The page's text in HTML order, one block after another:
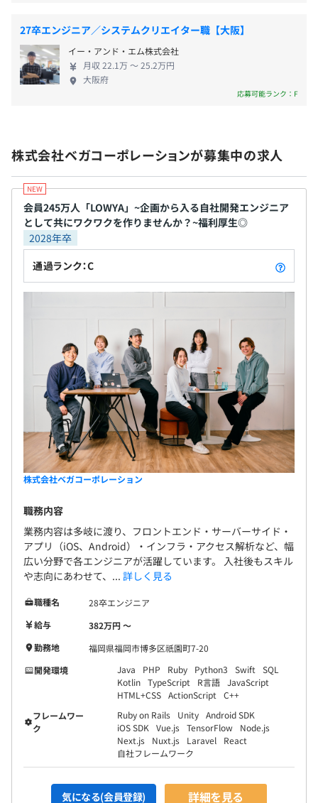
のため、新たな部署・役割等が増設され、責任のあ
るポジションを任せてもらえるチャンスは無限大で
す。 1年目は最前線で知識や経験を身に付け、どんど
ん活躍してください。どう成長していけるかはあな
る」がわたしたちのテーマでした。 それが今では、
ネットで家具インテリア商品を購入する方も増え、
大手企業もネットに参入してくる時代となり、その
中でさらに成長していくためには、常にフレッシュ
でクリエイティブなアイデアが必要になります。 小
さいころからPCに触れる環境があったり、初めて持
った携帯がスマートフォンであったりと、常日頃か
らインターネットやSNSに触れている皆さんだから
こそ、できることがあるはずです！ 当社で、あなた
のアイデアをカタチにしてみませんか？「未知の常
識を生み出す」方を待っています！
27卒エンジニア／システムクリエイター職【大阪】
イー・アンド・エム株式会社
月収 22.1万 〜 25.2万円
大阪府
応募可能ランク：F
株式会社ベガコーポレーションが募集中の求人
会員245万人「LOWYA」~企画から入る自社開発エンジニア
として共にワクワクを作りませんか？~福利厚生◎
2028年卒
通過ランク：C
株式会社ベガコーポレーション
職務内容
業務内容は多岐に渡り、フロントエンド・サーバーサイド・
アプリ（iOS、Android）・インフラ・アクセス解析など、幅
広い分野で各エンジニアが活躍しています。 入社後もスキル
や志向にあわせて、... 詳しく見る
職種名
28卒エンジニア
給与
382万円 〜
勤務地
福岡県福岡市博多区祇園町7-20
開発環境
Java PHP Ruby Python3 Swift
SQL
Kotlin TypeScript R言語 JavaScript
HTML+CSS ActionScript
C++
フレームワー
ク
Ruby on Rails Unity Android SDK
iOS SDK
Vue.js TensorFlow
Node.js
Next.js
Nuxt.js Laravel
React
自社フレームワーク
気になる(会員登録) 詳細を見る